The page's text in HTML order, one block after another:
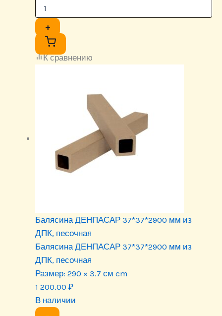
+
К сравнению
Балясина ДЕНПАСАР 37*37*2900 мм из
ДПК, песочная
Балясина ДЕНПАСАР 37*37*2900 мм из
ДПК, песочная
Размер: 290 × 3.7 см cm
1 200.00 ₽
В наличии